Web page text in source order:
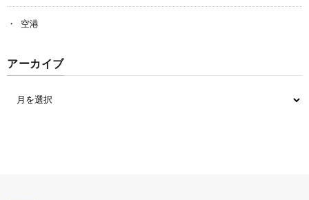
空港
アーカイブ